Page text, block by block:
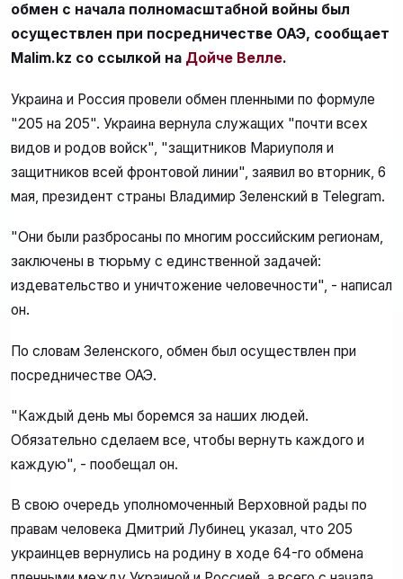
обмен с начала полномасштабной войны был
осуществлен при посредничестве ОАЭ, сообщает
Malim.kz со ссылкой на Дойче Велле.
Украина и Россия провели обмен пленными по формуле
"205 на 205". Украина вернула служащих "почти всех
видов и родов войск", "защитников Мариуполя и
защитников всей фронтовой линии", заявил во вторник, 6
мая, президент страны Владимир Зеленский в Telegram.
"Они были разбросаны по многим российским регионам,
заключены в тюрьму с единственной задачей:
издевательство и уничтожение человечности", - написал
он.
По словам Зеленского, обмен был осуществлен при
посредничестве ОАЭ.
"Каждый день мы боремся за наших людей.
Обязательно сделаем все, чтобы вернуть каждого и
каждую", - пообещал он.
В свою очередь уполномоченный Верховной рады по
правам человека Дмитрий Лубинец указал, что 205
украинцев вернулись на родину в ходе 64-го обмена